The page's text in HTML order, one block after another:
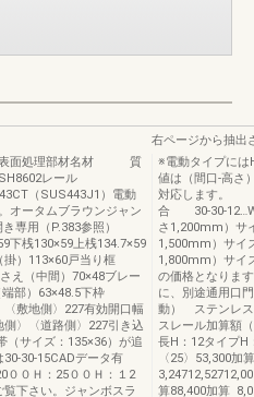
・表面処理部材名材 質
レール
（SUS443J1）電動
オータムブラウンジャン
専用（P.383参照）
下桟130×59上桟134.7×59
）113×60戸当り框
え（中間）70×48ブレー
部）63×48.5下枠
敷地側〉227有効開口幅
〉〈道路側〉227引き込
（サイズ：135×36）が追
30-15CADデータ有
００Ｈ：25００Ｈ：１2
下さい。ジャンボスラ
右ページから抽出
※電動タイプには
値は（間口-高さ
対応します。
合 30-30-12…W
さ1,200mm）
1,500mm）サ
1,800mm）サイ
の価格となりま
に、別途通用口
動） ステンレ
スレール加算額
長H：12タイプH
〈25〉53,300加
算88,400加算